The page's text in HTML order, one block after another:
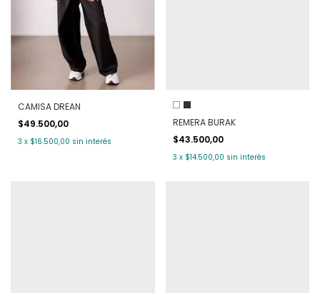
CAMISA DREAN
$49.500,00
3 x $16.500,00 sin interés
REMERA BURAK
$43.500,00
3 x $14.500,00 sin interés